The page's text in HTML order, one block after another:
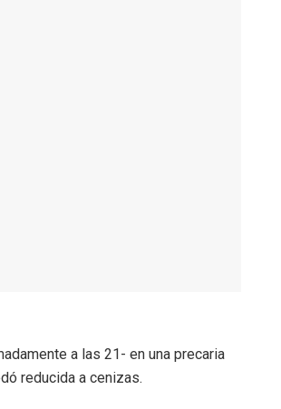
a las 21- en una precaria
reducida a cenizas.